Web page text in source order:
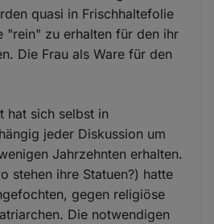
quasi in Frischhaltefolie
"rein" zu erhalten für den ihr
Die Frau als Ware für den
hat sich selbst in
jeder Diskussion um
Jahrzehnten erhalten.
stehen ihre Statuen?) hatte
gegen religiöse
Die notwendigen